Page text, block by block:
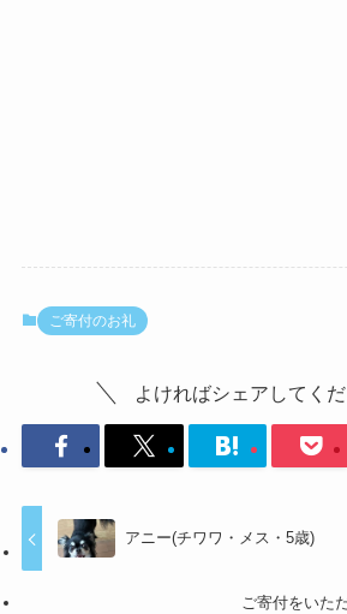
ご寄付のお礼
よければシェアしてくだ
アニー(チワワ・メス・5歳)
ご寄付をいた